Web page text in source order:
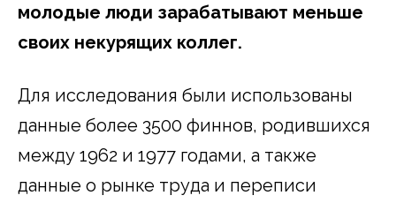
молодые люди зарабатывают меньше
своих некурящих коллег.
Для исследования были использованы
данные более 3500 финнов, родившихся
между 1962 и 1977 годами, а также
данные о рынке труда и переписи